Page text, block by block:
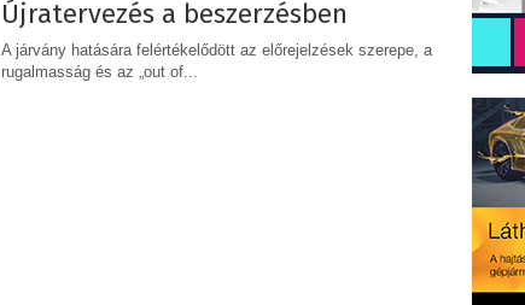
Újratervezés a beszerzésben
A járvány hatására felértékelődött az előrejelzések szerepe, a
rugalmasság és az „out of...